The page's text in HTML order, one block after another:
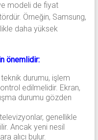
modeli de fiyat
Örneğin, Samsung,
daha yüksek
önemlidir:
durumu, işlem
edilmelidir. Ekran,
durumu gözden
genellikle
Ancak yeni nesil
alıcı bulur.